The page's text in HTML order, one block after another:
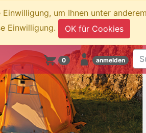
um Ihnen unter
Einwilligung.
OK für Cookies
0 anmelden